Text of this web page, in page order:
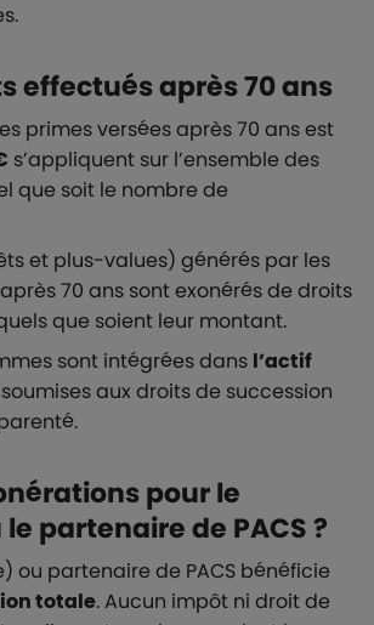
effectués après 70 ans
primes versées après 70 ans est
s’appliquent sur l’ensemble des
que soit le nombre de
et plus-values) générés par les
70 ans sont exonérés de droits
que soient leur montant.
sont intégrées dans l’actif
aux droits de succession
pour le
partenaire de PACS ?
ou partenaire de PACS bénéficie
totale. Aucun impôt ni droit de